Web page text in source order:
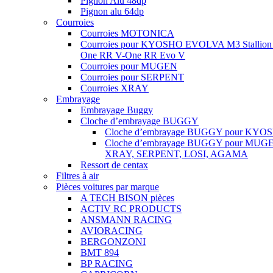
Pignon alu 64dp
Courroies
Courroies MOTONICA
Courroies pour KYOSHO EVOLVA M3
One RR V-One RR Evo V
Courroies pour MUGEN
Courroies pour SERPENT
Courroies XRAY
Embrayage
Embrayage Buggy
Cloche d’embrayage BUGGY
Cloche d’embrayage BUGGY pour
Cloche d’embrayage BUGGY pour
XRAY, SERPENT, LOSI, AGAMA
Ressort de centax
Filtres à air
Pièces voitures par marque
A TECH BISON pièces
ACTIV RC PRODUCTS
ANSMANN RACING
AVIORACING
BERGONZONI
BMT 894
BP RACING